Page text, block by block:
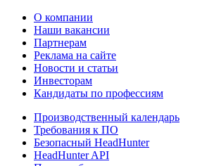
О компании
Наши вакансии
Партнерам
Реклама на сайте
Новости и статьи
Инвесторам
Кандидаты по профессиям
Производственный календарь
Требования к ПО
Безопасный HeadHunter
HeadHunter API